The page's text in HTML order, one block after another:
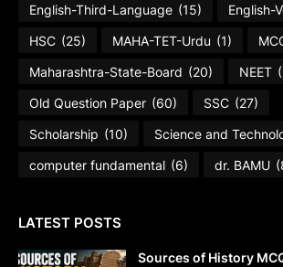
English-Third-Language (15) English-
HSC (25) MAHA-TET-Urdu (1)
Maharashtra-State-Board (20) NEET
Old Question Paper (60) SSC (27)
Scholarship (10) Science and
computer fundamental (6) dr. BAMU
LATEST POSTS
Sources of History